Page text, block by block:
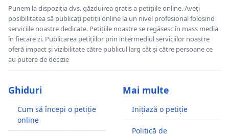
Punem la dispoziția dvs. găzduirea gratis a petițiile online. Aveți
posibilitatea să publicați petiții online la un nivel profesional folosind
serviciile noastre dedicate. Petițiile noastre se regăsesc în mass media
în fiecare zi. Publicarea petițiilor prin intermediul serviciilor noastre
oferă impact și vizibilitate către publicul larg cât și către persoane ce
au putere de decizie
Ghiduri
Cum să începi o petiție
online
Mai multe
Inițiază o petiție
Politică de